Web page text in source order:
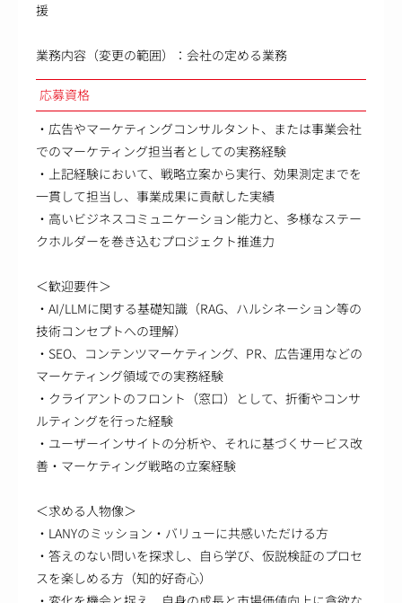
援
業務内容（変更の範囲）：会社の定める業務
応募資格
・広告やマーケティングコンサルタント、または事業会社
でのマーケティング担当者としての実務経験
・上記経験において、戦略立案から実行、効果測定までを
一貫して担当し、事業成果に貢献した実績
・高いビジネスコミュニケーション能力と、多様なステー
クホルダーを巻き込むプロジェクト推進力
＜歓迎要件＞
・AI/LLMに関する基礎知識（RAG、ハルシネーション等の
技術コンセプトへの理解）
・SEO、コンテンツマーケティング、PR、広告運用などの
マーケティング領域での実務経験
・クライアントのフロント（窓口）として、折衝やコンサ
ルティングを行った経験
・ユーザーインサイトの分析や、それに基づくサービス改
善・マーケティング戦略の立案経験
＜求める人物像＞
・LANYのミッション・バリューに共感いただける方
・答えのない問いを探求し、自ら学び、仮説検証のプロセ
スを楽しめる方（知的好奇心）